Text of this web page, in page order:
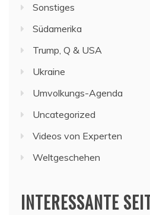
Sonstiges
Südamerika
Trump, Q & USA
Ukraine
Umvolkungs-Agenda
Uncategorized
Videos von Experten
Weltgeschehen
INTERESSANTE